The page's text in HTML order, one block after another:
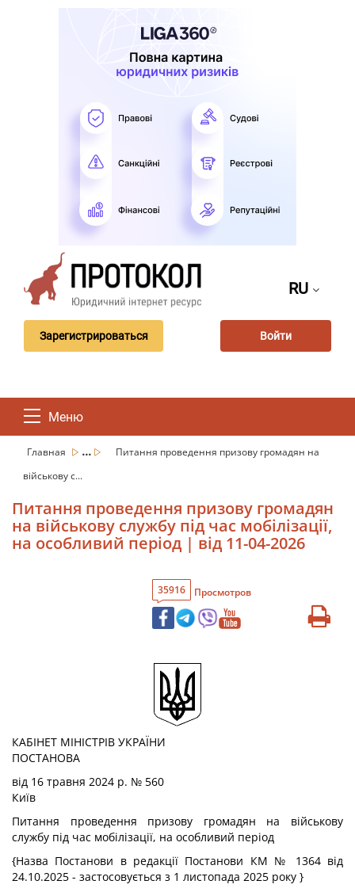
RU
Зарегистрироваться Войти
Меню
Главная ...
Питання проведення призову громадян на
військову с...
Питання проведення призову громадян
на військову службу під час мобілізації,
на особливий період | від 11-04-2026
35916 Просмотров
КАБІНЕТ МІНІСТРІВ УКРАЇНИ
ПОСТАНОВА
від 16 травня 2024 р. № 560
Київ
Питання проведення призову громадян на військову
службу під час мобілізації, на особливий період
{Назва Постанови в редакції Постанови КМ № 1364 від
24.10.2025 - застосовується з 1 листопада 2025 року }